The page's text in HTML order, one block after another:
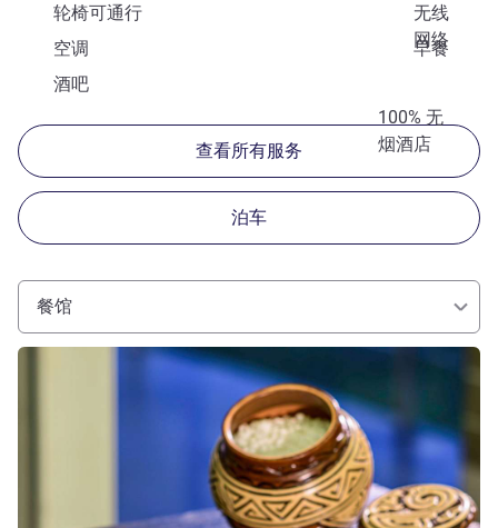
轮椅可通行
无线
网络
空调
早餐
酒吧
100% 无
烟酒店
查看所有服务
泊车
餐馆
请参阅详情